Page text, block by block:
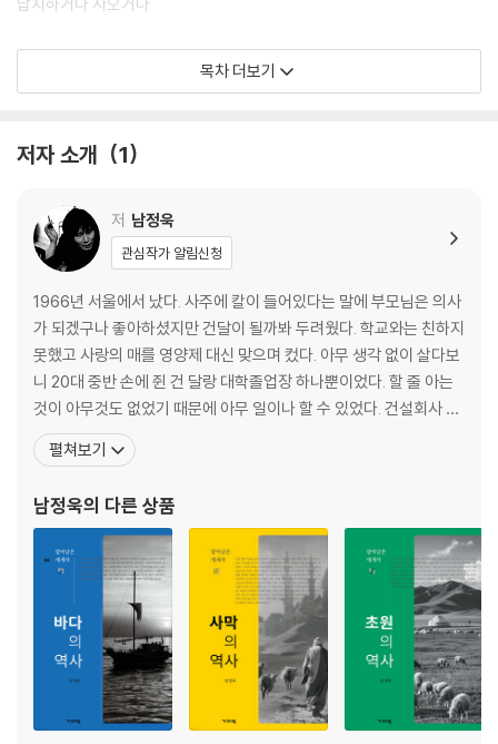
2장 결혼이 비즈니스가 되다
로맨틱한 약혼반지의 안 로맨틱한 유래
‘아버지의 것’에서 ‘남편의 것’으로
3장 우리의 옛날 결혼 이야기
처가살이에서 시집살이로
전통혼례에 대해 알아야하는 두세 가지 것들
신식으로 결혼한다는 것
4장 그대, 결혼할 수 있을까
결혼으로부터 소외된다는 것
결혼의 자격
우리가 어떤 집안인데
더 ‘쎈’ 이효리가 필요한 이유
5장 환상적인 결혼을 꿈꾸는 그대에게
결혼도 공부해야 한다
인생 선배들이 건네는 결혼에 대한 조언
우리가 돈 많은 남자, 예쁜 여자를 만날 수 없는 진짜 이유
현실적인, 너무도 현실적인
결혼은 결코 한 가지 모습일 수 없다
함께여도 외롭다
목차 더보기
저자 소개 1
저 남정욱
관심작가 알림신청
1966년 서울에서 났다. 사주에 칼이 들어있다는 말에 부모님은 의사
가 되겠구나 좋아하셨지만 건달이 될까봐 두려웠다. 학교와는 친하지
못했고 사랑의 매를 영양제 대신 맞으며 컸다. 아무 생각 없이 살다보
니 20대 중반 손에 쥔 건 달랑 대학졸업장 하나뿐이었다. 할 줄 아는
것이 아무것도 없었기 때문에 아무 일이나 할 수 있었다. 건설회사 직
원에서 출발해서 나이트클럽 악사, 드라마 작가 보조, 영화사 홍보직
등을 전전했고 97년 단편 소설이 신문에 당선되면서 글을 쓰기 시작
(먹고 살려고 발버둥 치는 게 당신 눈에게 그렇
펼쳐보기
남정욱의 다른 상품